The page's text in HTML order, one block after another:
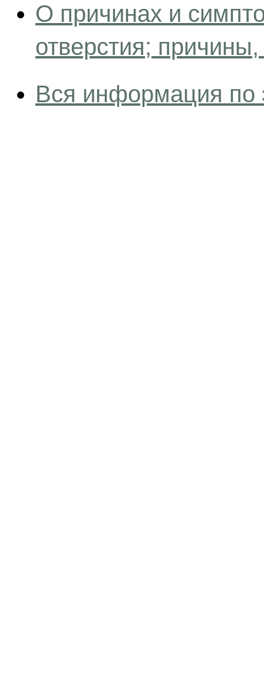
О причинах и
отверстия;
Вся информация по